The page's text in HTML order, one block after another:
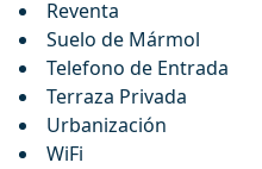
Reventa
Suelo de Mármol
Telefono de Entrada
Terraza Privada
Urbanización
WiFi